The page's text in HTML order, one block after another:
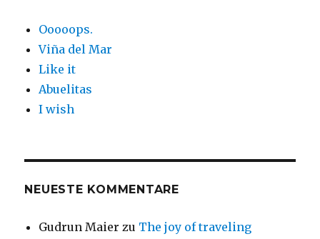
Ooooops.
Viña del Mar
Like it
Abuelitas
I wish
NEUESTE KOMMENTARE
Gudrun Maier zu The joy of traveling